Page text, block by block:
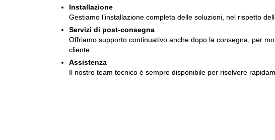
Installazione
Gestiamo l’installazione completa delle soluzioni, nel rispetto
Servizi di post-consegna
Offriamo supporto continuativo anche dopo la consegna, per
cliente.
Assistenza
Il nostro team tecnico è sempre disponibile per risolvere